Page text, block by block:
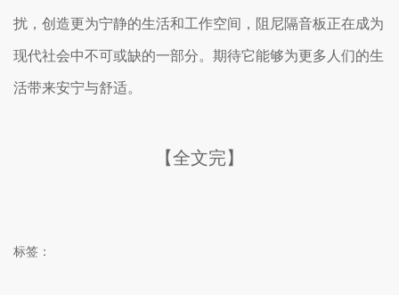
扰，创造更为宁静的生活和工作空间，阻尼隔音板正在成为
现代社会中不可或缺的一部分。期待它能够为更多人们的生
活带来安宁与舒适。
【全文完】
标签：